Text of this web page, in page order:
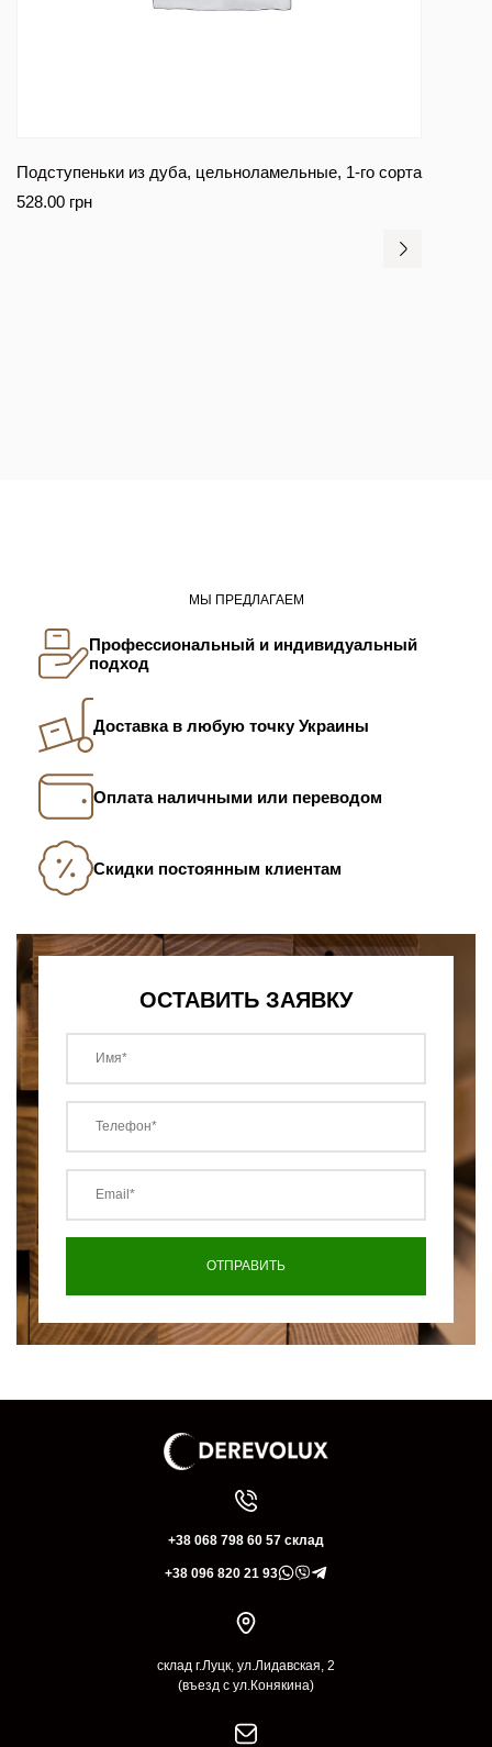
Подступеньки из дуба, цельноламельные, 1-го сорта
528.00 грн
МЫ ПРЕДЛАГАЕМ
Профессиональный и индивидуальный
подход
Доставка в любую точку Украины
Оплата наличными или переводом
Скидки постоянным клиентам
ОСТАВИТЬ ЗАЯВКУ
+38 068 798 60 57 склад
+38 096 820 21 93
склад г.Луцк, ул.Лидавская, 2
(въезд с ул.Конякина)